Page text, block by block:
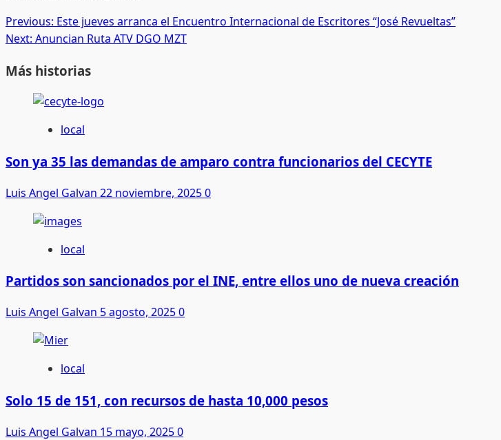
Post
navigation
Previous: Este jueves arranca el Encuentro Internacional de Escritores “José Revueltas”
Next: Anuncian Ruta ATV DGO MZT
Más historias
local
Son ya 35 las demandas de amparo contra funcionarios del CECYTE
Luis Angel Galvan 22 noviembre, 20250
local
Partidos son sancionados por el INE, entre ellos uno de nueva creación
Luis Angel Galvan 5 agosto, 20250
local
Solo 15 de 151, con recursos de hasta 10,000 pesos
Luis Angel Galvan 15 mayo, 20250